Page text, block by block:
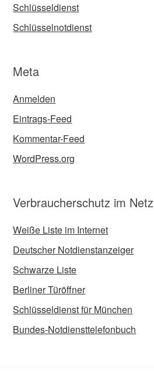
Schlüsseldienst
Schlüsselnotdienst
Meta
Anmelden
Eintrags-Feed
Kommentar-Feed
WordPress.org
Verbraucherschutz im Netz
Weiße Liste im Internet
Deutscher Notdienstanzeiger
Schwarze Liste
Berliner Türöffner
Schlüsseldienst für München
Bundes-Notdiensttelefonbuch